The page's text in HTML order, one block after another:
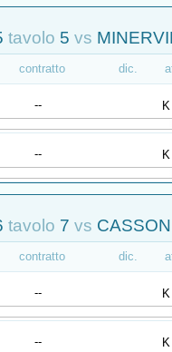
tavolo 5 vs
contratto dic.
-- K
-- K
tavolo 7 vs
contratto dic.
-- K
-- K